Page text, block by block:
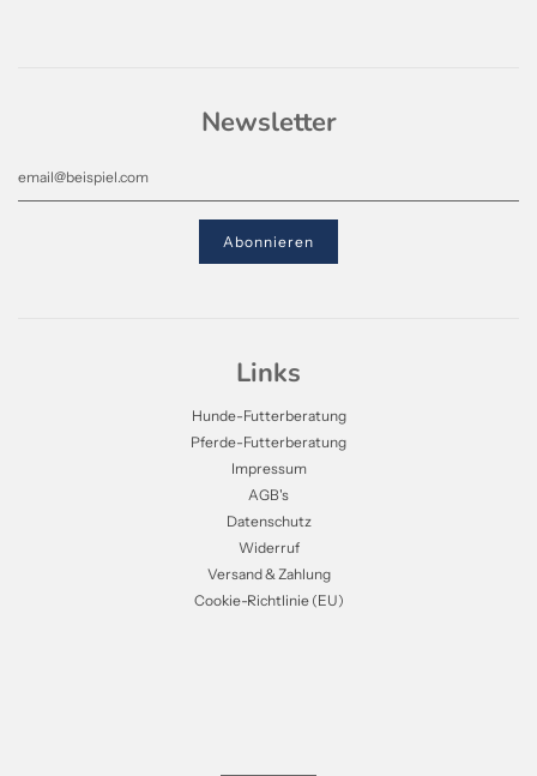
Newsletter
Links
Hunde-Futterberatung
Pferde-Futterberatung
Impressum
AGB's
Datenschutz
Widerruf
Versand & Zahlung
Cookie-Richtlinie (EU)